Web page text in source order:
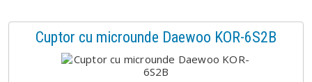
Cuptor cu microunde Daewoo KOR-6S2B